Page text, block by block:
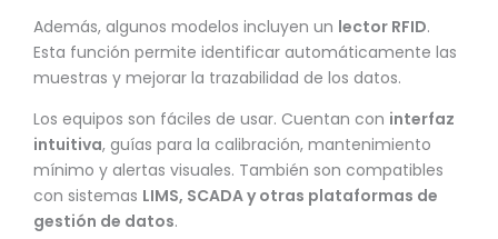
Además, algunos modelos incluyen un lector RFID.
Esta función permite identificar automáticamente las
muestras y mejorar la trazabilidad de los datos.
Los equipos son fáciles de usar. Cuentan con interfaz
intuitiva, guías para la calibración, mantenimiento
mínimo y alertas visuales. También son compatibles
con sistemas LIMS, SCADA y otras plataformas de
gestión de datos.